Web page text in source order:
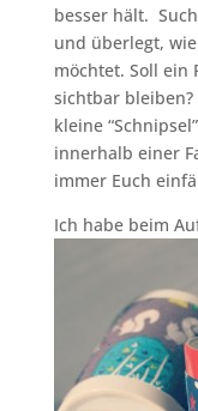
besser hält.
und überlegt,
möchtet. Soll ein
sichtbar
kleine
innerhalb einer
immer Euch
Ich habe beim